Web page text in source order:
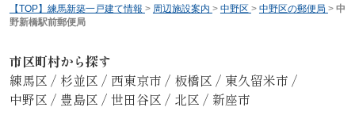
【TOP】練馬新築一戸建て情報 > 周辺施設案内 > 中野区 > 中野区の郵便局 > 中
野新橋駅前郵便局
市区町村から探す
練馬区 / 杉並区 / 西東京市 / 板橋区 / 東久留米市 /
中野区 / 豊島区 / 世田谷区 / 北区 / 新座市